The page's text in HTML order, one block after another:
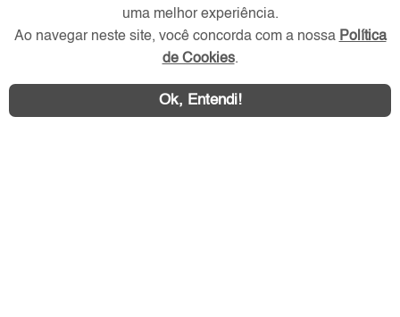
Redes Sociais
uma melhor experiência.
Ao navegar neste site, você concorda com a nossa Política
de Cookies.
Ok, Entendi!